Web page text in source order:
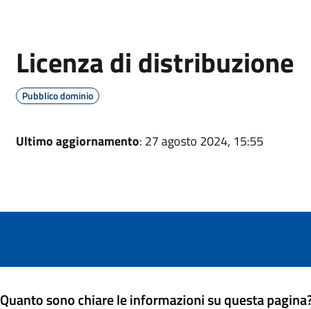
Licenza di distribuzione
Pubblico dominio
Ultimo aggiornamento: 27 agosto 2024, 15:55
Quanto sono chiare le informazioni su questa